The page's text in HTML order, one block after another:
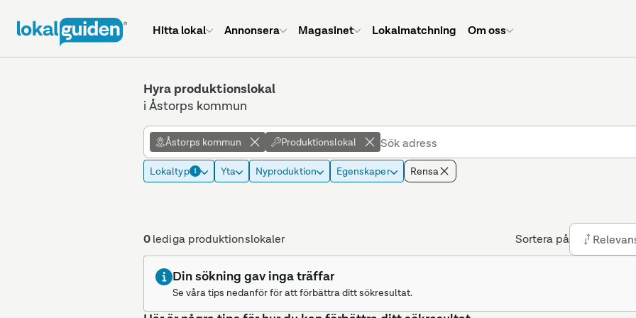
Hitta lokal Annonsera Magasinet Lokalmatchning Om oss
Hyra produktionslokal
i Åstorps kommun
Åstorps kommun Produktionslokal
Lokaltyp 1 Yta Nyproduktion Egenskaper Rensa
0lediga produktionslokaler Sortera på
Din sökning gav inga träffar
Se våra tips nedanför för att förbättra ditt sökresultat.